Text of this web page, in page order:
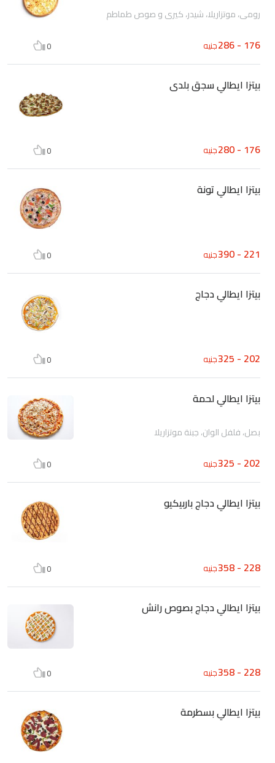
رومى، موتزاريلا، شيدر، كيرى و صوص طماطم
176 - 286 جنيه 0
بيتزا ايطالي سجق بلدى
176 - 280 جنيه 0
بيتزا ايطالي تونة
221 - 390 جنيه 0
بيتزا ايطالي دجاج
202 - 325 جنيه 0
بيتزا ايطالي لحمة
بصل، فلفل الوان، جبنة موتزاريلا
202 - 325 جنيه 0
بيتزا ايطالي دجاج باربيكيو
228 - 358 جنيه 0
بيتزا ايطالي دجاج بصوص رانش
228 - 358 جنيه 0
بيتزا ايطالي بسطرمة